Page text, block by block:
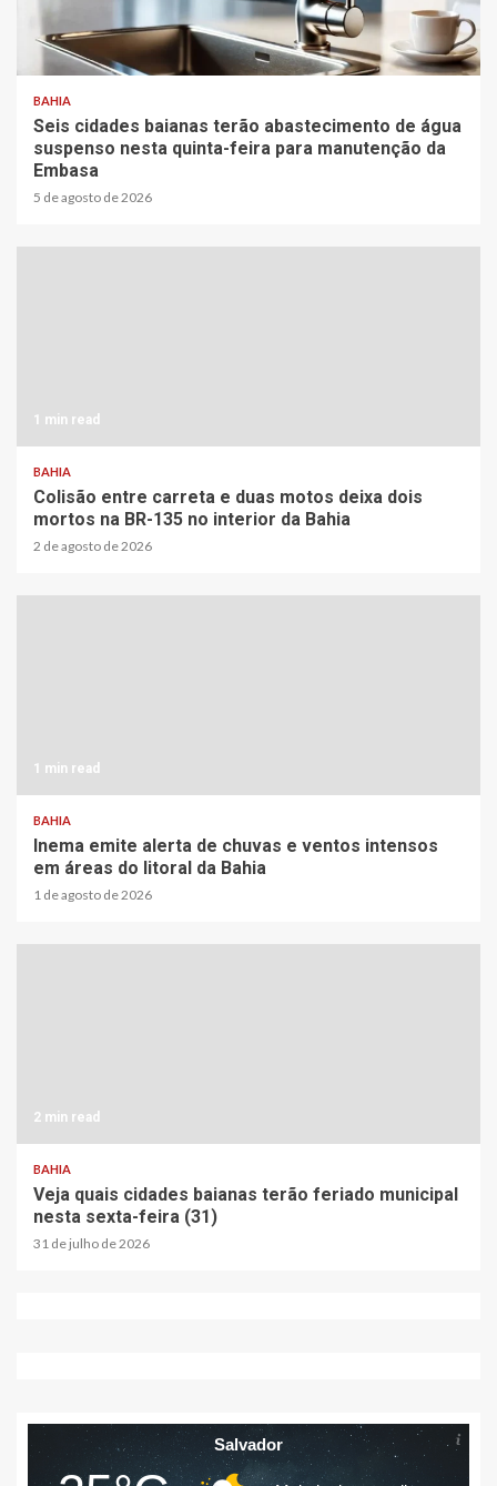
2 min read
BAHIA
Seis cidades baianas terão abastecimento de água
suspenso nesta quinta-feira para manutenção da
Embasa
5 de agosto de 2026
1 min read
BAHIA
Colisão entre carreta e duas motos deixa dois
mortos na BR-135 no interior da Bahia
2 de agosto de 2026
1 min read
BAHIA
Inema emite alerta de chuvas e ventos intensos
em áreas do litoral da Bahia
1 de agosto de 2026
2 min read
BAHIA
Veja quais cidades baianas terão feriado municipal
nesta sexta-feira (31)
31 de julho de 2026
Salvador